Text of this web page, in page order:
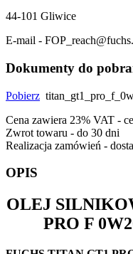
44-101 Gliwice
E-mail -
Dokumenty do
Pobierz
Cena zawiera 23% VAT -
Zwrot towaru - do 30 dni
Realizacja zamówień -
OPIS
OLEJ
PRO F